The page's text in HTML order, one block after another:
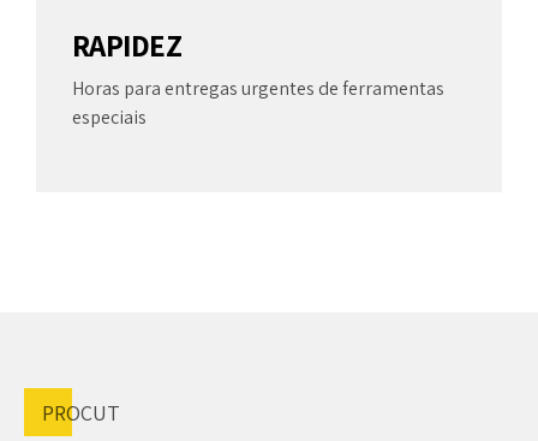
7
8
5
6
9
0
RAPIDEZ
Horas para entregas urgentes de ferramentas
especiais
PROCUT